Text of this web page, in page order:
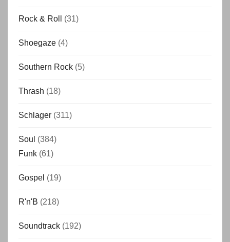
Rock & Roll (31)
Shoegaze (4)
Southern Rock (5)
Thrash (18)
Schlager (311)
Soul (384)
Funk (61)
Gospel (19)
R'n'B (218)
Soundtrack (192)